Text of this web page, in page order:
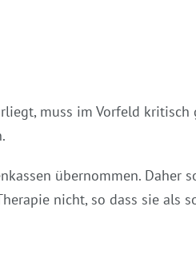
muss im Vorfeld
übernommen. Daher
nicht, so dass sie als